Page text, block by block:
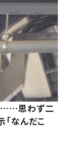
……思わず二
なんだこ